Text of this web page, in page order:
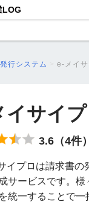
LOG
行システム e-メイサ
イサイプ
3.6（4件）
イプロは請求書の
サービスです。
統一することで